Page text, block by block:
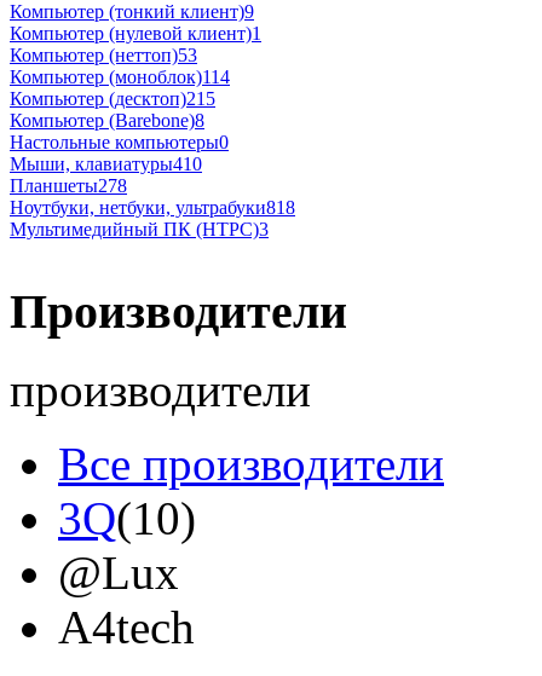
Компьютер (тонкий клиент)9
Компьютер (нулевой клиент)1
Компьютер (неттоп)53
Компьютер (моноблок)114
Компьютер (десктоп)215
Компьютер (Barebone)8
Настольные компьютеры0
Мыши, клавиатуры410
Планшеты278
Ноутбуки, нетбуки, ультрабуки818
Мультимедийный ПК (HTPC)3
Производители
производители
Все производители
3Q(10)
@Lux
A4tech